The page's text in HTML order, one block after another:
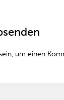
um einen